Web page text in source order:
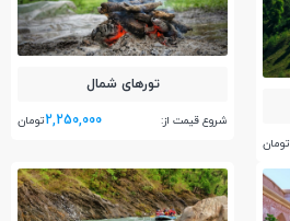
تومان
تور‌های شمال
شروع قیمت از: 2,250,000تومان